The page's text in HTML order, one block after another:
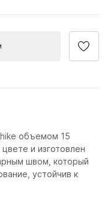
объемом 15
и изготовлен
швом, который
устойчив к